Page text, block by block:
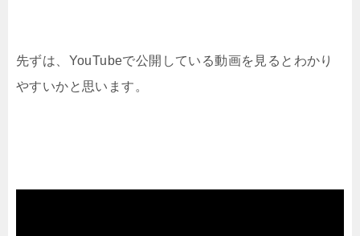
先ずは、YouTubeで公開している動画を見るとわかり
やすいかと思います。